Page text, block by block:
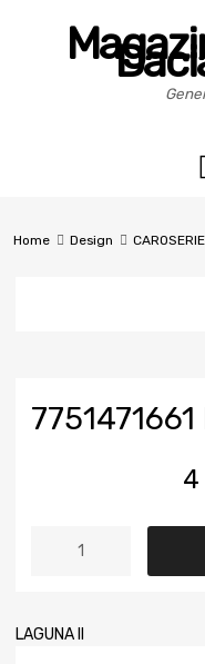
Home Design CAROSERIE
7751471661
LAGUNA II